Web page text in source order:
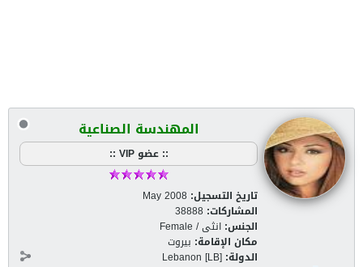
المهندسة الصناعية
:: عضو VIP ::
تاريخ التسجيل: May 2008
المشاركات: 38888
الجنس: انثى / Female
مكان الإقامة: بيروت
الدولة: Lebanon [LB]